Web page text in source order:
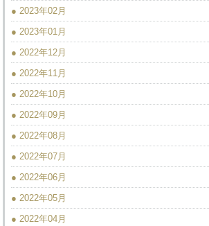
● 2023年02月
● 2023年01月
● 2022年12月
● 2022年11月
● 2022年10月
● 2022年09月
● 2022年08月
● 2022年07月
● 2022年06月
● 2022年05月
● 2022年04月